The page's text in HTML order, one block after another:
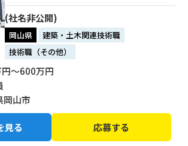
(社名非公開)
岡山県
建築・土木関連技術職
技術職（その他）
〜600万円
岡山市
見る 応募する